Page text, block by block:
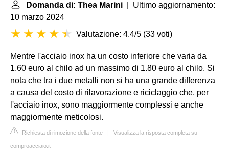
Domanda di: Thea Marini | Ultimo aggiornamento:
10 marzo 2024
Valutazione: 4.4/5 (33 voti)
Mentre l'acciaio inox ha un costo inferiore che varia da
1.60 euro al chilo ad un massimo di 1.80 euro al chilo. Si
nota che tra i due metalli non si ha una grande differenza
a causa del costo di rilavorazione e riciclaggio che, per
l'acciaio inox, sono maggiormente complessi e anche
maggiormente meticolosi.
Richiesta di rimozione della fonte | Visualizza la risposta completa su
comproacciaio.it